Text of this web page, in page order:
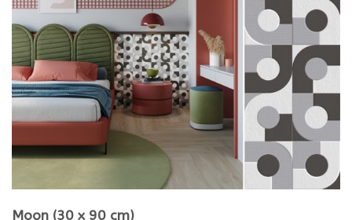
Moon (30 x 90 cm)